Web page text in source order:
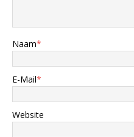
Naam*
E-Mail*
Website